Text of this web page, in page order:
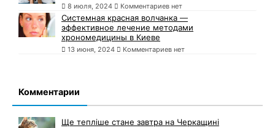
8 июля, 2024 Комментариев нет
Системная красная волчанка —
эффективное лечение методами
хрономедицины в Киеве
13 июня, 2024 Комментариев нет
Комментарии
Ще тепліше стане завтра на Черкащині